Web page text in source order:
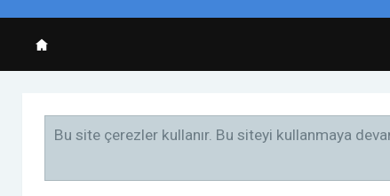
Bu site çerezler kullanır. Bu siteyi kullanmaya